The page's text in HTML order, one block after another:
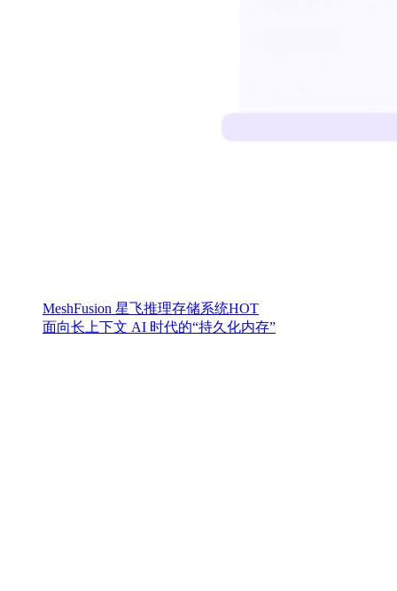
MeshFusion 星飞推理存储系统HOT
面向长上下文 AI 时代的“持久化内存”